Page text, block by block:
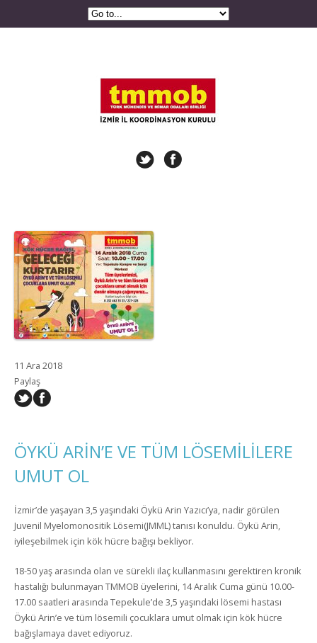
11 Ara 2018
Paylaş
ÖYKÜ ARİN’E VE TÜM LÖSEMİLİLERE
UMUT OL
İzmir’de yaşayan 3,5 yaşındaki Öykü Arin Yazıcı’ya, nadir görülen
Juvenil Myelomonositik Lösemi(JMML) tanısı konuldu. Öykü Arin,
iyileşebilmek için kök hücre bağışı bekliyor.
18-50 yaş arasında olan ve sürekli ilaç kullanmasını gerektiren kronik
hastalığı bulunmayan TMMOB üyelerini, 14 Aralık Cuma günü 10.00-
17.00 saatleri arasında Tepekule’de 3,5 yaşındaki lösemi hastası
Öykü Arin’e ve tüm lösemili çocuklara umut olmak için kök hücre
bağışlamaya davet ediyoruz.